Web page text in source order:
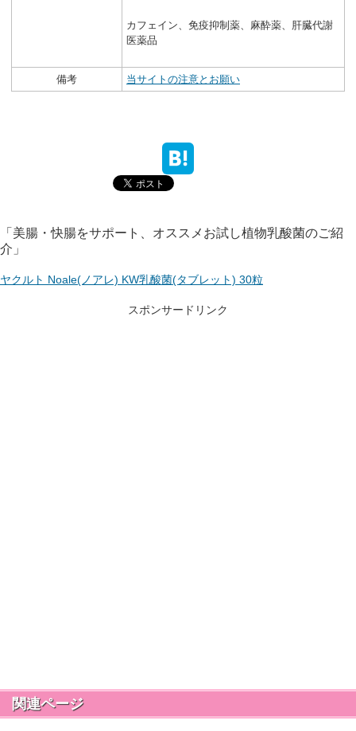
カフェイン、免疫抑制薬、麻酔薬、肝臓代謝
医薬品
備考 当サイトの注意とお願い
「美腸・快腸をサポート、オススメお試し植物乳酸菌のご紹
介」
ヤクルト Noale(ノアレ) KW乳酸菌(タブレット) 30粒
スポンサードリンク
関連ページ